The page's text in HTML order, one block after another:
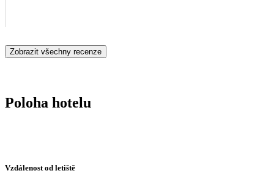
Zobrazit všechny recenze
Poloha hotelu
Vzdálenost od letiště